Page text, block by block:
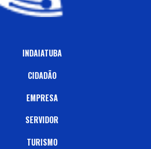
INDAIATUBA
CIDADÃO
EMPRESA
SERVIDOR
TURISMO